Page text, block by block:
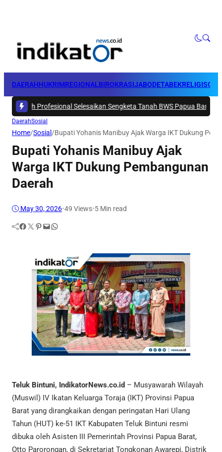
DAERAHHUKRIMREGIONALBIROKRASIJABODETABEKRELIGI
Selesaikan Sengketa Tanah BWS Papua Barat|#4 -Ditunjuk
DaerahSosial
Home/Sosial /Bupati Yohanis Manibuy Ajak Warga IKT Dukung
Bupati Yohanis Manibuy Ajak
Warga IKT Dukung Pembangunan
Daerah
May 30, 2026•49 Views•5 Min read
Facebook Twitter Pinterest Mail WhatsApp
Teluk Bintuni, IndikatorNews.co.id – Musyawarah Wilayah
(Muswil) IV Ikatan Keluarga Toraja (IKT) Provinsi Papua
Barat yang dirangkaikan dengan peringatan Hari Ulang
Tahun (HUT) ke-51 IKT Kabupaten Teluk Bintuni resmi
dibuka oleh Asisten III Pemerintah Provinsi Papua Barat,
Otto Parorongan, di Sekretariat Tongkonan Awarepi, Distrik